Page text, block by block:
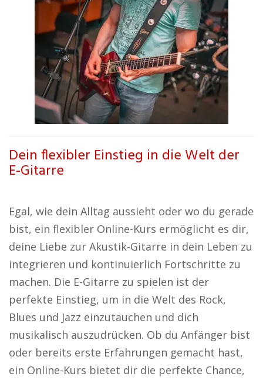
Dein flexibler Einstieg in die Welt der
E-Gitarre
Egal, wie dein Alltag aussieht oder wo du gerade
bist, ein flexibler Online-Kurs ermöglicht es dir,
deine Liebe zur Akustik-Gitarre in dein Leben zu
integrieren und kontinuierlich Fortschritte zu
machen. Die E-Gitarre zu spielen ist der
perfekte Einstieg, um in die Welt des Rock,
Blues und Jazz einzutauchen und dich
musikalisch auszudrücken. Ob du Anfänger bist
oder bereits erste Erfahrungen gemacht hast,
ein Online-Kurs bietet dir die perfekte Chance,